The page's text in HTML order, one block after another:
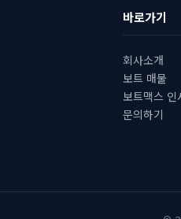
바로가기
회사소개
보트 매물
보트맥스 인
문의하기